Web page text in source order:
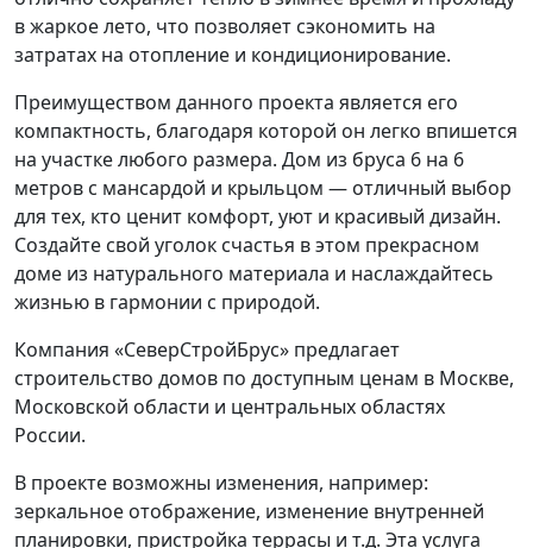
в жаркое лето, что позволяет сэкономить на
затратах на отопление и кондиционирование.
Преимуществом данного проекта является его
компактность, благодаря которой он легко впишется
на участке любого размера. Дом из бруса 6 на 6
метров с мансардой и крыльцом — отличный выбор
для тех, кто ценит комфорт, уют и красивый дизайн.
Создайте свой уголок счастья в этом прекрасном
доме из натурального материала и наслаждайтесь
жизнью в гармонии с природой.
Компания «СеверСтройБрус» предлагает
строительство домов по доступным ценам в Москве,
Московской области и центральных областях
России.
В проекте возможны изменения, например:
зеркальное отображение, изменение внутренней
планировки, пристройка террасы и т.д. Эта услуга